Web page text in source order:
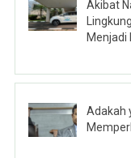
Akibat
Menjadi
Adakah